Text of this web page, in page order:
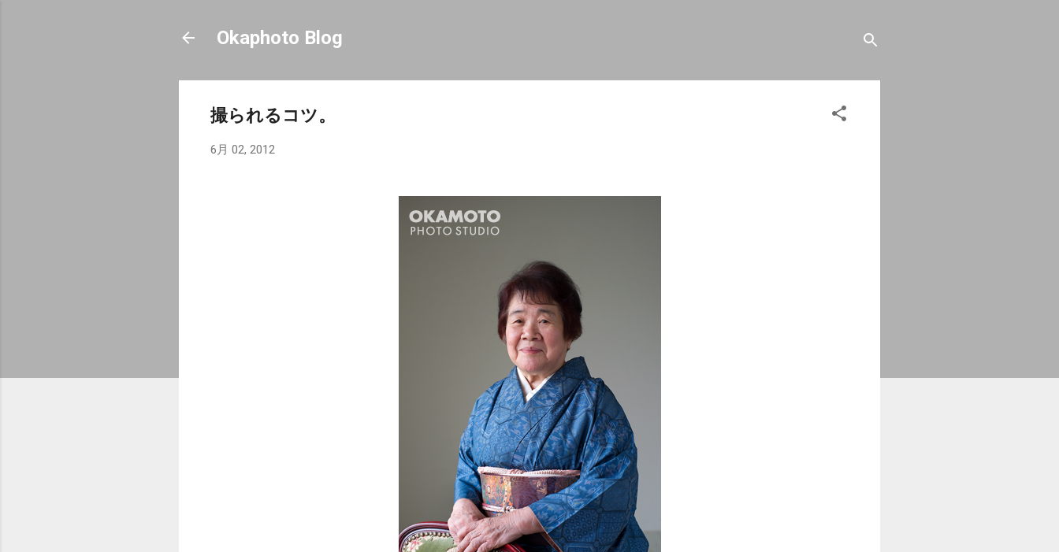
Okaphoto Blog
撮られるコツ。
6月 02, 2012